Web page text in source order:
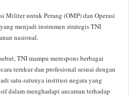
Militer untuk Perang (OMP) dan Operasi
menjadi instrumen strategis TNI
nasional.
TNI mampu merespons berbagai
terukur dan profesional sesuai dengan
satu-satunya institusi negara yang
dalam menghadapi ancaman terhadap